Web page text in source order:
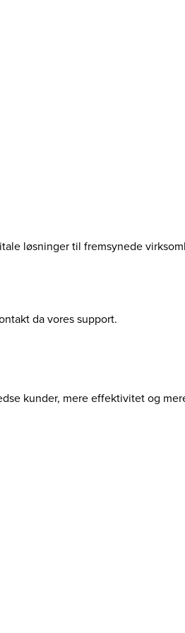
løsninger til fremsynede
da vores support.
kunder, mere effektivitet og